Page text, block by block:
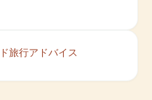
旅行アドバイス